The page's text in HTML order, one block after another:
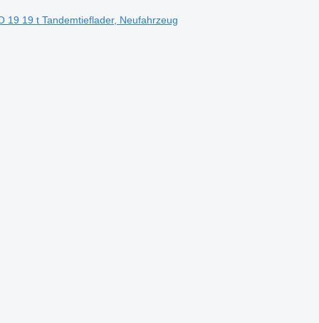
19 19 t Tandemtieflader, Neufahrzeug